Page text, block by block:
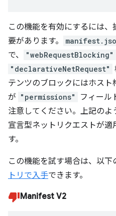
この機能を有効にするには
要があります。
で、 "webRequestBlocking"
"declarativeNetRequest"
テンツのブロックにはホスト
が "permissions"
フィール
注意してください。上記のよ
宣言型ネットリクエストが
す。
この機能を試す場合は、以下
トリで入手できます。
Manifest V2